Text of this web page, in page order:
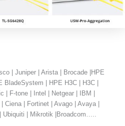
| Juniper | Arista | Brocade |HPE
BladeSystem | HPE H3C | H3C |
| F-tone | Intel | Netgear | IBM |
Ciena | Fortinet | Avago | Avaya |
| Mikrotik |Broadcom…..